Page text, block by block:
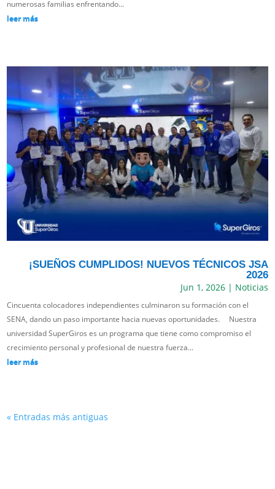
numerosas familias enfrentando...
leer más
¡SUEÑOS CUMPLIDOS! NUEVOS TÉCNICOS JSA
2026
Jun 1, 2026| Noticias
Cincuenta colocadores independientes culminaron su formación con el
SENA, dando un paso importante hacia nuevas oportunidades. Nuestra
universidad SuperGiros es un programa que tiene como compromiso el
crecimiento personal y profesional de nuestra fuerza...
leer más
« Entradas más antiguas